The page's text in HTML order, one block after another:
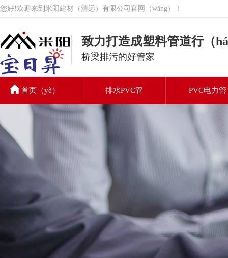
您好!欢迎来到米阳建材（清远）有限公司官网（wǎng）！
PVC排（pái）水管
致力打造成塑料管道行（
桥梁排污的好管家
首页（yè） 排水PVC管 PVC电力管